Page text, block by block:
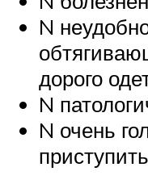
N
дорого
N
N очень